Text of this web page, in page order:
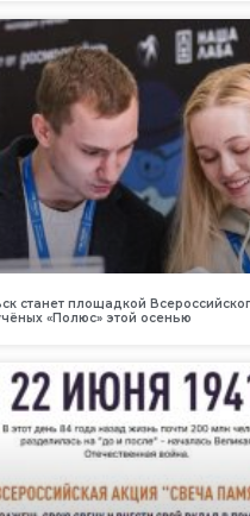
станет площадкой
«Полюс» этой осенью